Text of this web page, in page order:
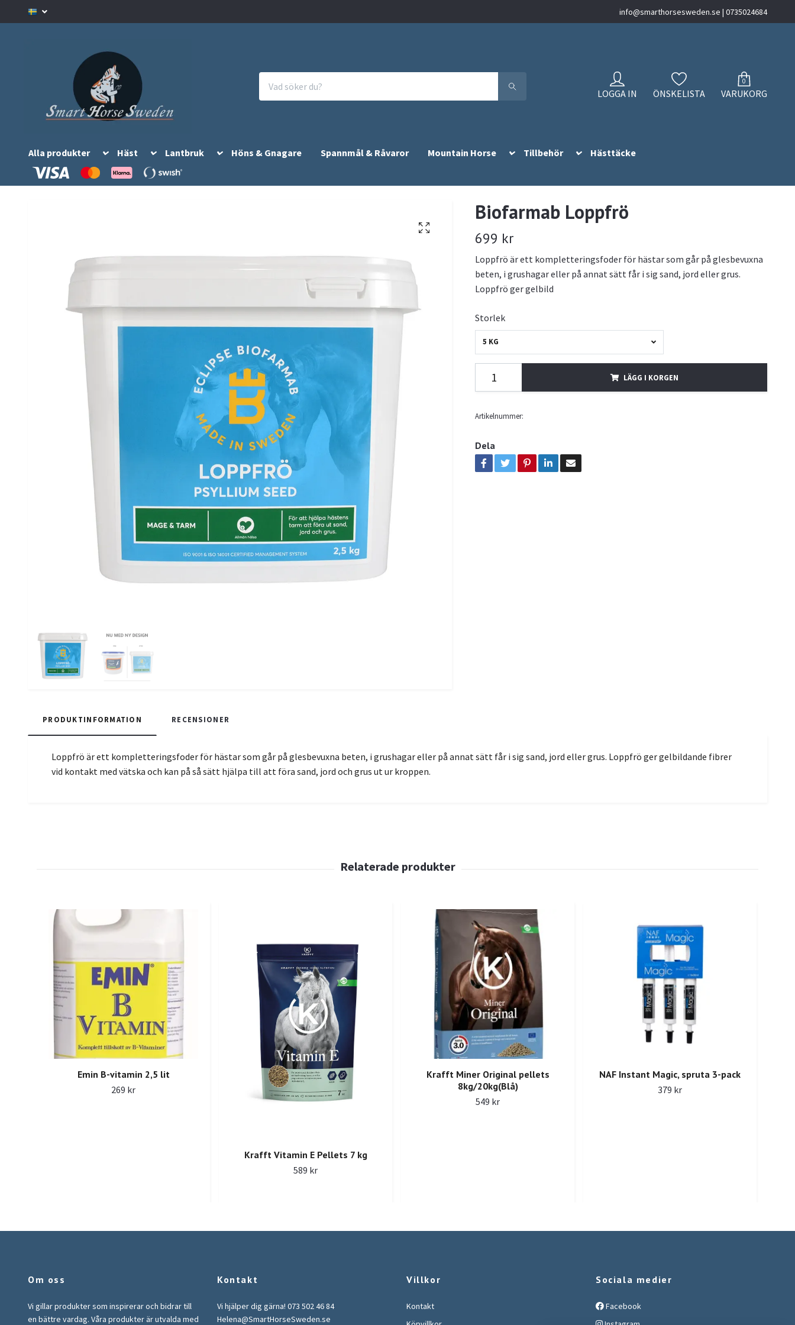
info@smarthorsesweden.se | 0735024684
LOGGA IN ÖNSKELISTA
0
VARUKORG
Alla produkter Häst Lantbruk Höns & Gnagare Spannmål & Råvaror Mountain Horse Tillbehör Hästtäcke
Biofarmab Loppfrö
699 kr
Loppfrö är ett kompletteringsfoder för hästar som går på glesbevuxna
beten, i grushagar eller på annat sätt får i sig sand, jord eller grus.
Loppfrö ger gelbild
Storlek
5 KG
LÄGG I KORGEN
Artikelnummer:
Dela
PRODUKTINFORMATION RECENSIONER
Loppfrö är ett kompletteringsfoder för hästar som går på glesbevuxna beten, i grushagar eller på annat sätt får i sig sand, jord eller grus. Loppfrö ger gelbildande fibrer
vid kontakt med vätska och kan på så sätt hjälpa till att föra sand, jord och grus ut ur kroppen.
Emin B-vitamin 2,5 lit
269 kr
Krafft Vitamin E Pellets 7 kg
589 kr
Krafft Miner Original pellets
8kg/20kg(Blå)
549 kr
NAF Instant Magic, spruta 3-pack
379 kr
Om oss
Vi gillar produkter som inspirerar och bidrar till
en bättre vardag. Våra produkter är utvalda med
Kontakt
Vi hjälper dig gärna! 073 502 46 84
Helena@SmartHorseSweden.se
Villkor
Kontakt
Sociala medier
Facebook